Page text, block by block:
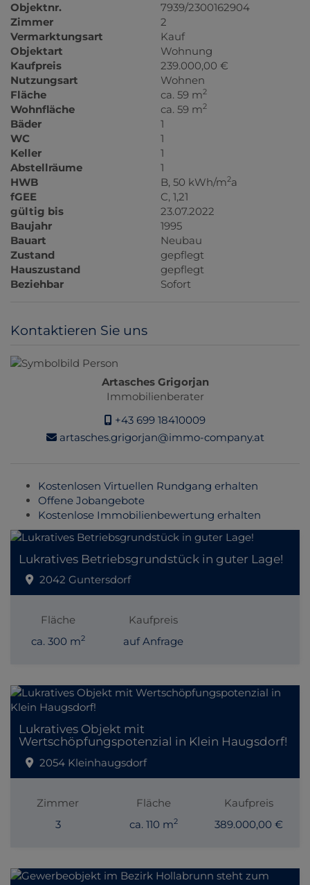
Objektnr.
7939/2300162904
Zimmer
2
Vermarktungsart
Kauf
Objektart
Wohnung
Kaufpreis
239.000,00 €
Nutzungsart
Wohnen
Fläche
ca. 59 m2
Wohnfläche ca. 59 m2
Bäder
1
WC
1
Keller
1
Abstellräume
1
HWB
B, 50 kWh/m2a
fGEE
C, 1,21
gültig bis
23.07.2022
Baujahr
1995
Bauart
Neubau
Zustand
gepflegt
Hauszustand
gepflegt
Beziehbar
Sofort
Kontaktieren Sie uns
Artasches Grigorjan
Immobilienberater
+43 699 18410009
artasches.grigorjan@immo-company.at
Kostenlosen Virtuellen Rundgang erhalten
Offene Jobangebote
Kostenlose Immobilienbewertung erhalten
Lukratives Betriebsgrundstück in guter Lage!
2042 Guntersdorf
Fläche
ca. 300 m2
Kaufpreis
auf Anfrage
Lukratives Objekt mit
Wertschöpfungspotenzial in Klein Haugsdorf!
2054 Kleinhaugsdorf
Zimmer
3
Fläche
ca. 110 m2
Kaufpreis
389.000,00 €